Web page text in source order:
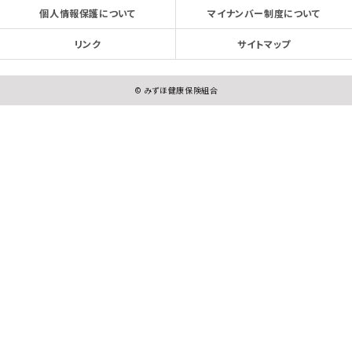
個人情報保護について マイナンバー制度について
リンク サイトマップ
© みずほ健康保険組合